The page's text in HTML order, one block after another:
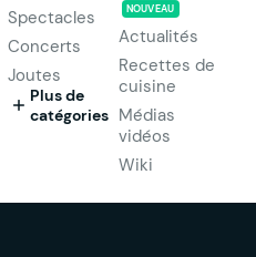
Spectacles
Concerts
Joutes
Plus de
catégories
NOUVEAU
Actualités
Recettes de
cuisine
Médias
vidéos
Wiki